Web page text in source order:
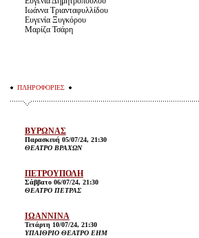
Ιωάννα Τριανταφυλλίδου
Ευγενία Ξυγκόρου
Μαρίζα Τσάρη
ΠΛΗΡΟΦΟΡΙΕΣ
ΒΥΡΩΝΑΣ
Παρασκευή 05/07/24, 21:30
ΘΕΑΤΡΟ ΒΡΑΧΩΝ
ΠΕΤΡΟΥΠΟΛΗ
Σάββατο 06/07/24, 21:30
ΘΕΑΤΡΟ ΠΕΤΡΑΣ
ΙΩΑΝΝΙΝΑ
Τετάρτη 10/07/24, 21:30
ΥΠΑΙΘΡΙΟ ΘΕΑΤΡΟ ΕΗΜ